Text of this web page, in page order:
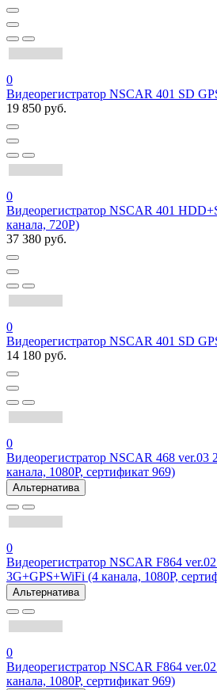
0
Видеорегистратор NSCAR 401 SD
19 850 руб.
0
Видеорегистратор NSCAR 401
канала, 720Р)
37 380 руб.
0
Видеорегистратор NSCAR 401 SD
14 180 руб.
0
Видеорегистратор NSCAR 468 ver.03
канала, 1080Р, сертификат 969)
Альтернатива
0
Видеорегистратор NSCAR F864
3G+GPS+WiFi (4 канала, 1080P,
Альтернатива
0
Видеорегистратор NSCAR F864
канала, 1080P, сертификат 969)